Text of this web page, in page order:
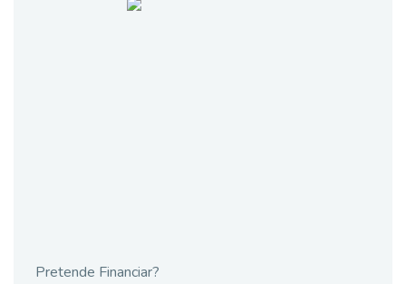
Pretende Financiar?